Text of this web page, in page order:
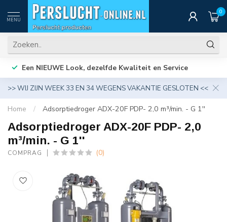
MENU
0
Een NIEUWE Look, dezelfde Kwaliteit en Service
>> WIJ ZIJN WEEK 33 EN 34 WEGENS VAKANTIE GESLOTEN <<
Home / Adsorptiedroger ADX-20F PDP- 2,0 m³/min. - G 1''
Adsorptiedroger ADX-20F PDP- 2,0
m³/min. - G 1''
COMPRAG (0)